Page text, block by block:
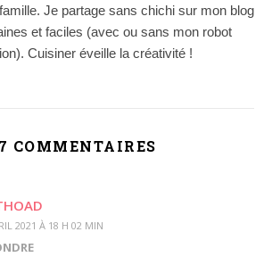
Je partage sans chichi sur mon blog
et faciles (avec ou sans mon robot
Cuisiner éveille la créativité !
COMMENTAIRES
2021 À 18 H 02 MIN